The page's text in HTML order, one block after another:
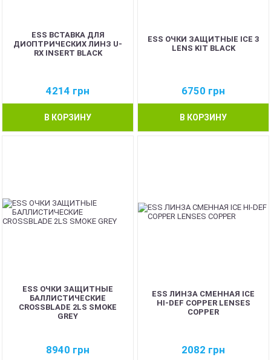
ESS ВСТАВКА ДЛЯ
ДИОПТРИЧЕСКИХ ЛИНЗ U-
RX INSERT BLACK
4214 грн
В КОРЗИНУ
ESS ОЧКИ ЗАЩИТНЫЕ ICE 3
LENS KIT BLACK
6750 грн
В КОРЗИНУ
ESS ОЧКИ ЗАЩИТНЫЕ
БАЛЛИСТИЧЕСКИЕ
CROSSBLADE 2LS SMOKE
GREY
8940 грн
ESS ЛИНЗА СМЕННАЯ ICE
HI-DEF COPPER LENSES
COPPER
2082 грн